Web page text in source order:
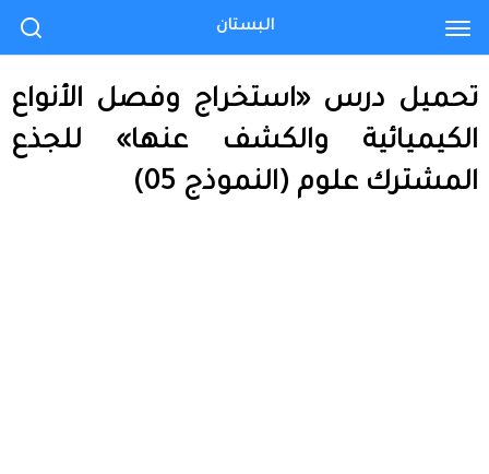
تحميل درس «استخراج وفصل الأنواع
الكيميائية والكشف عنها» للجذع
المشترك علوم (النموذج 05)
البستان